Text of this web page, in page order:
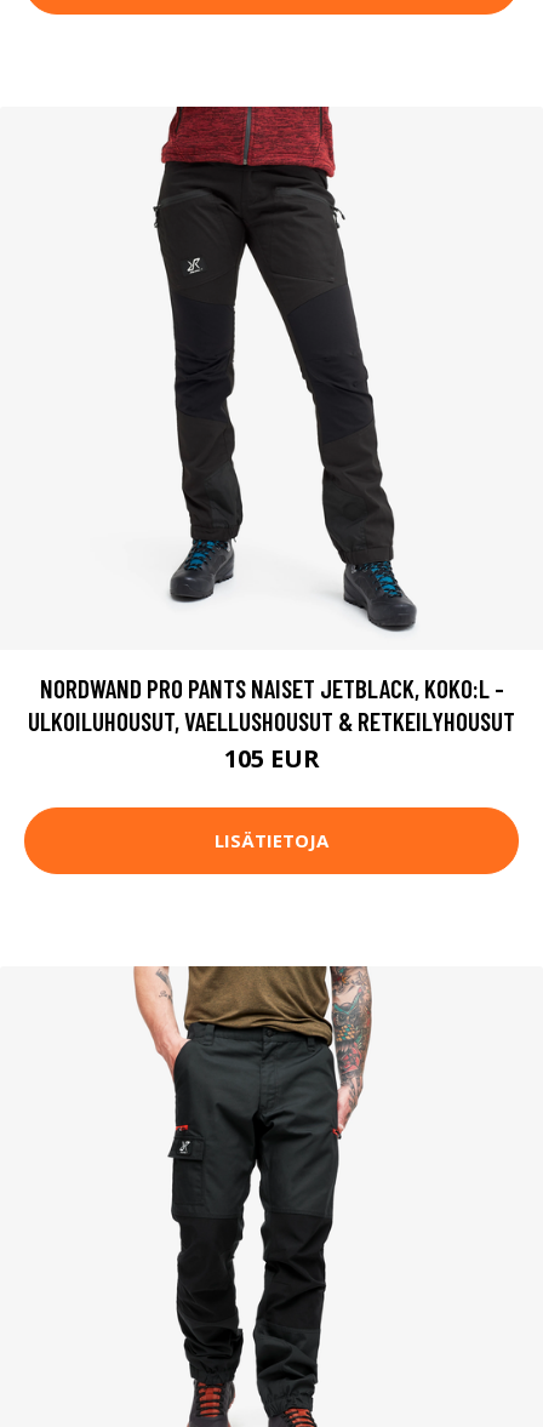
NORDWAND PRO PANTS NAISET JETBLACK, KOKO:L -
ULKOILUHOUSUT, VAELLUSHOUSUT & RETKEILYHOUSUT
105 EUR
LISÄTIETOJA